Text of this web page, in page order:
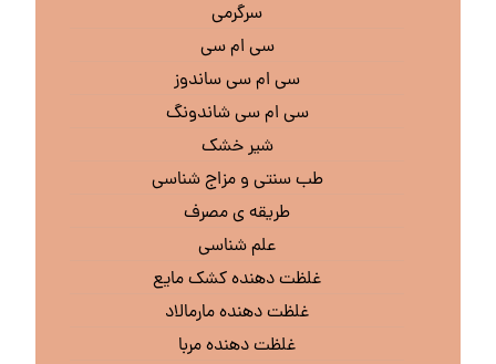
سرگرمی
سی ام سی
سی ام سی ساندوز
سی ام سی شاندونگ
شیر خشک
طب سنتی و مزاج شناسی
طریقه ی مصرف
علم شناسی
غلظت دهنده کشک مایع
غلظت دهنده مارمالاد
غلظت دهنده مربا